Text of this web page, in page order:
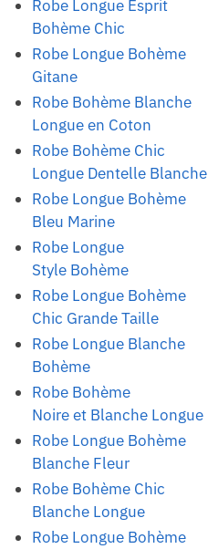
Robe Longue Esprit
Bohème Chic
Robe Longue Bohème
Gitane
Robe Bohème Blanche
Longue en Coton
Robe Bohème Chic
Longue Dentelle Blanche
Robe Longue Bohème
Bleu Marine
Robe Longue
Style Bohème
Robe Longue Bohème
Chic Grande Taille
Robe Longue Blanche
Bohème
Robe Bohème
Noire et Blanche Longue
Robe Longue Bohème
Blanche Fleur
Robe Bohème Chic
Blanche Longue
Robe Longue Bohème